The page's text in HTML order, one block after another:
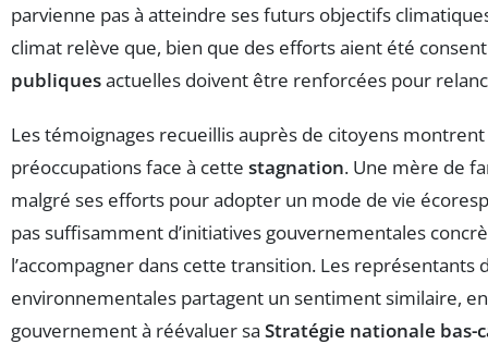
parvienne pas à atteindre ses futurs objectifs
climat relève que, bien que des efforts aient été
publiquesactuelles doivent être renforcées pour
Les témoignages recueillis auprès de citoyens
préoccupations face à cette stagnation. Une mère de
malgré ses efforts pour adopter un mode de vie
pas suffisamment d’initiatives gouvernementales
l’accompagner dans cette transition. Les représentants
environnementales partagent un sentiment similaire,
gouvernement à réévaluer sa Stratégie nationale bas-